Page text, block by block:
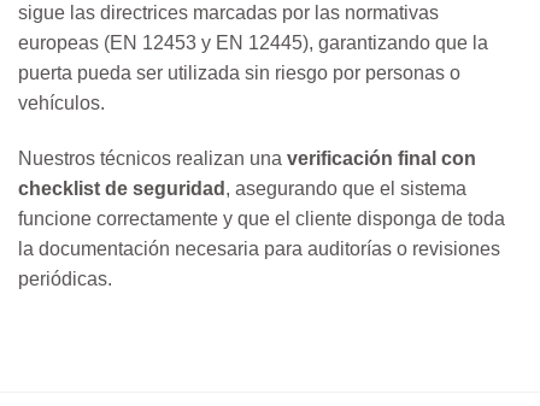
sigue las directrices marcadas por las normativas
europeas (EN 12453 y EN 12445), garantizando que la
puerta pueda ser utilizada sin riesgo por personas o
vehículos.
Nuestros técnicos realizan una verificación final con
checklist de seguridad , asegurando que el sistema
funcione correctamente y que el cliente disponga de toda
la documentación necesaria para auditorías o revisiones
periódicas.